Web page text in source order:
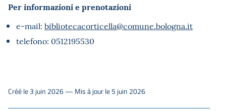
Per informazioni e prenotazioni
e-mail: bibliotecacorticella@comune.bologna.it
telefono: 0512195530
Créé le 3 juin 2026 — Mis à jour le 5 juin 2026